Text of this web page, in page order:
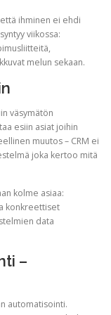
ihminen ei ehdi
viikossa:
melun sekaan.
väsymätön
esiin asiat joihin
muutos – CRM ei
joka kertoo mitä
kolme asiaa:
konkreettiset
data
–
automatisointi.